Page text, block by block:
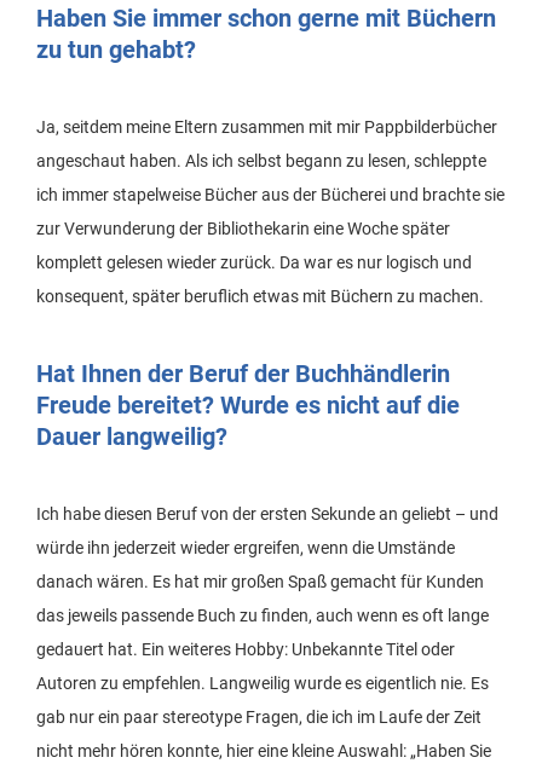
Haben Sie immer schon gerne mit Büchern
zu tun gehabt?
Ja, seitdem meine Eltern zusammen mit mir Pappbilderbücher
angeschaut haben. Als ich selbst begann zu lesen, schleppte
ich immer stapelweise Bücher aus der Bücherei und brachte sie
zur Verwunderung der Bibliothekarin eine Woche später
komplett gelesen wieder zurück. Da war es nur logisch und
konsequent, später beruflich etwas mit Büchern zu machen.
Hat Ihnen der Beruf der Buchhändlerin
Freude bereitet? Wurde es nicht auf die
Dauer langweilig?
Ich habe diesen Beruf von der ersten Sekunde an geliebt – und
würde ihn jederzeit wieder ergreifen, wenn die Umstände
danach wären. Es hat mir großen Spaß gemacht für Kunden
das jeweils passende Buch zu finden, auch wenn es oft lange
gedauert hat. Ein weiteres Hobby: Unbekannte Titel oder
Autoren zu empfehlen. Langweilig wurde es eigentlich nie. Es
gab nur ein paar stereotype Fragen, die ich im Laufe der Zeit
nicht mehr hören konnte, hier eine kleine Auswahl: „Haben Sie